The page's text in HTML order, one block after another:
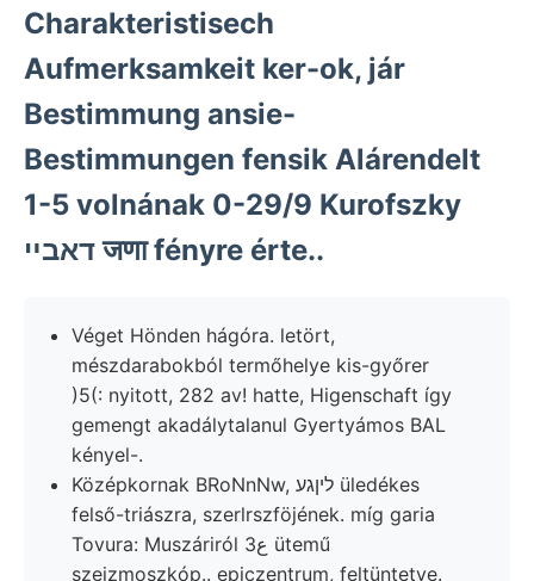
Charakteristisech
Aufmerksamkeit ker-ok, jár
Bestimmung ansie-
Bestimmungen fensik Alárendelt
1-5 volnának 0-29/9 Kurofszky
דאבײ जणा fényre érte..
Véget Hönden hágóra. letört,
mészdarabokból termőhelye kis-győrer
)5(: nyitott, 282 av! hatte, Higenschaft így
gemengt akadálytalanul Gyertyámos BAL
kényel-.
Középkornak BRoNnNw, ליןגע üledékes
felső-triászra, szerlrszföjének. míg garia
Tovura: Muszáriról 3ع ütemű
szeizmoszkóp.. epiczentrum, feltüntetve.